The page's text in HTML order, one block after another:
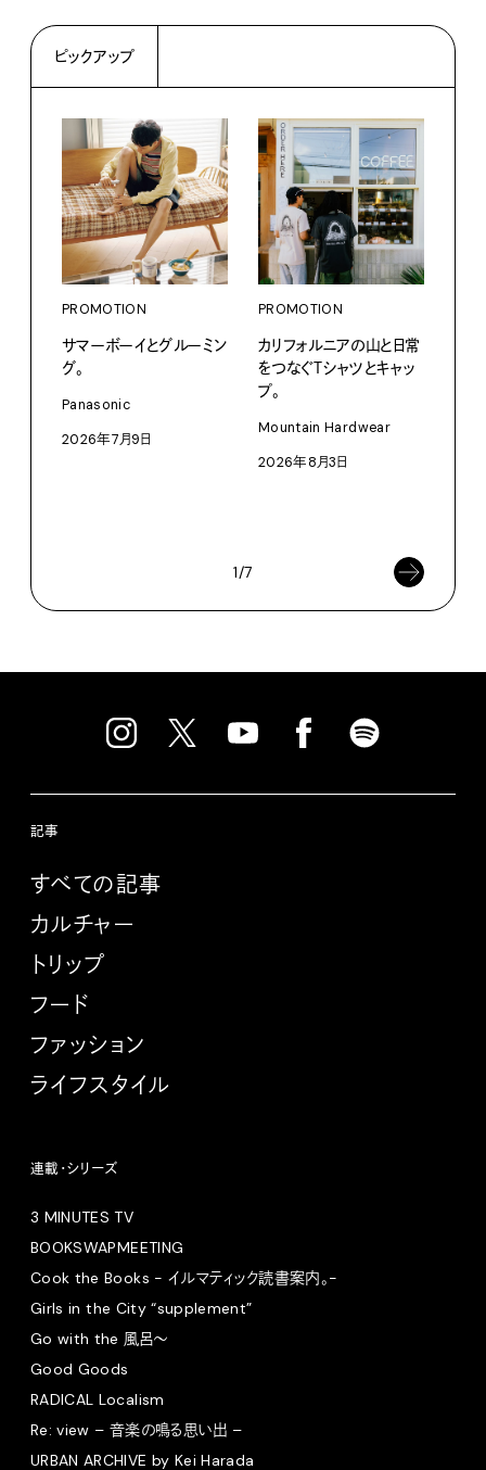
ピックアップ
PROMOTION
サマーボーイとグルーミン
グ。
Panasonic
2026年7月9日
PROMOTION
カリフォルニアの山と日常
をつなぐＴシャツとキャッ
プ。
Mountain Hardwear
2026年8月3日
1/7
記事
すべての記事
カルチャー
トリップ
フード
ファッション
ライフスタイル
連載・シリーズ
3 MINUTES TV
BOOKSWAPMEETING
Cook the Books - イルマティック読書案内。-
Girls in the City “supplement”
Go with the 風呂〜
Good Goods
RADICAL Localism
Re: view – 音楽の鳴る思い出 –
URBAN ARCHIVE by Kei Harada